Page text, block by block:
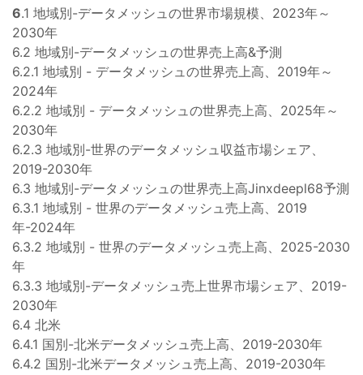
6.1 地域別-データメッシュの世界市場規模、2023年～
2030年
6.2 地域別-データメッシュの世界売上高&予測
6.2.1 地域別 - データメッシュの世界売上高、2019年～
2024年
6.2.2 地域別 - データメッシュの世界売上高、2025年～
2030年
6.2.3 地域別-世界のデータメッシュ収益市場シェア、
2019-2030年
6.3 地域別-データメッシュの世界売上高Jinxdeepl68予測
6.3.1 地域別 - 世界のデータメッシュ売上高、2019
年-2024年
6.3.2 地域別 - 世界のデータメッシュ売上高、2025-2030
年
6.3.3 地域別-データメッシュ売上世界市場シェア、2019-
2030年
6.4 北米
6.4.1 国別-北米データメッシュ売上高、2019-2030年
6.4.2 国別-北米データメッシュ売上高、2019-2030年